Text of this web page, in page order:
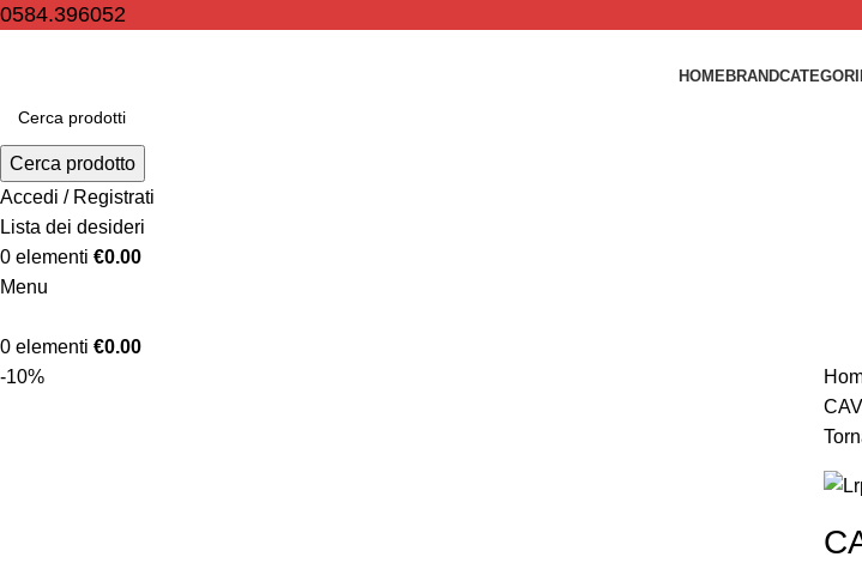
0584.396052
HOMEBRAND
Cerca prodotto
Accedi / Registrati
Lista dei desideri
0 elementi €0.00
Menu
0 elementi €0.00
-10%